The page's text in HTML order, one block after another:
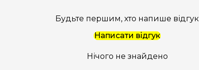
Будьте першим, хто напише відгук
Написати відгук
Нічого не знайдено